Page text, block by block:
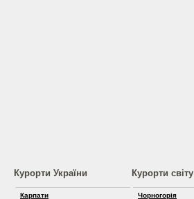
Курорти України
Карпати
Курорти світу
Чорногорія